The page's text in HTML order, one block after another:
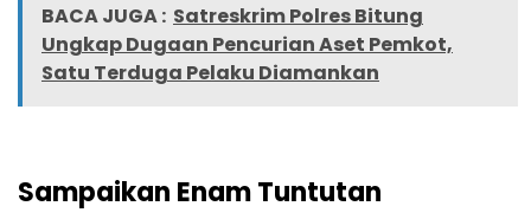
BACA JUGA : Satreskrim Polres Bitung
Ungkap Dugaan Pencurian Aset Pemkot,
Satu Terduga Pelaku Diamankan
Sampaikan Enam Tuntutan